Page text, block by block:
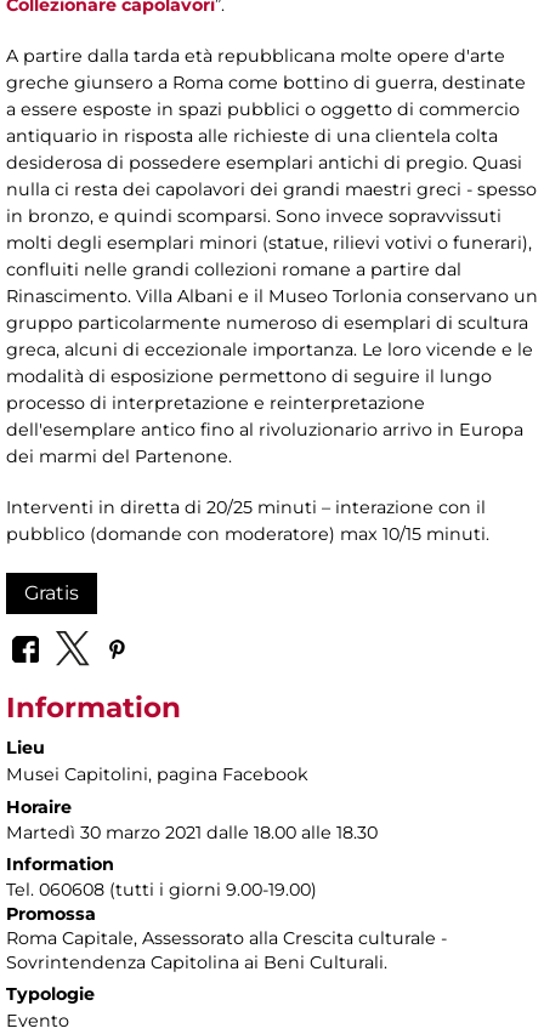
Collezionare capolavori”.
A partire dalla tarda età repubblicana molte opere d'arte
greche giunsero a Roma come bottino di guerra, destinate
a essere esposte in spazi pubblici o oggetto di commercio
antiquario in risposta alle richieste di una clientela colta
desiderosa di possedere esemplari antichi di pregio. Quasi
nulla ci resta dei capolavori dei grandi maestri greci - spesso
in bronzo, e quindi scomparsi. Sono invece sopravvissuti
molti degli esemplari minori (statue, rilievi votivi o funerari),
confluiti nelle grandi collezioni romane a partire dal
Rinascimento. Villa Albani e il Museo Torlonia conservano un
gruppo particolarmente numeroso di esemplari di scultura
greca, alcuni di eccezionale importanza. Le loro vicende e le
modalità di esposizione permettono di seguire il lungo
processo di interpretazione e reinterpretazione
dell'esemplare antico fino al rivoluzionario arrivo in Europa
dei marmi del Partenone.
Interventi in diretta di 20/25 minuti – interazione con il
pubblico (domande con moderatore) max 10/15 minuti.
Gratis
Information
Lieu
Musei Capitolini, pagina Facebook
Horaire
Martedì 30 marzo 2021 dalle 18.00 alle 18.30
Information
Tel. 060608 (tutti i giorni 9.00-19.00)
Promossa
Roma Capitale, Assessorato alla Crescita culturale -
Sovrintendenza Capitolina ai Beni Culturali.
Typologie
Evento